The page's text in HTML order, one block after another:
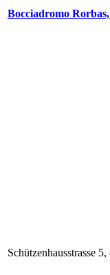
Bocciadromo
Schützenhausstrasse